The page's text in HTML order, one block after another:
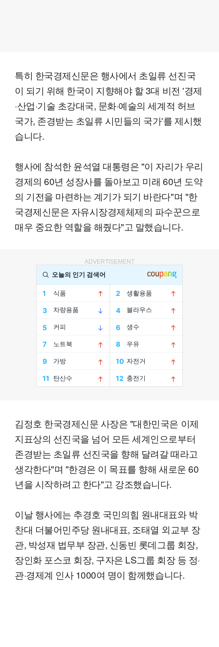
특히 한국경제신문은 행사에서 초일류 선진국
이 되기 위해 한국이 지향해야 할 3대 비전 '경제
·산업·기술 초강대국, 문화·예술의 세계적 허브
국가, 존경받는 초일류 시민들의 국가'를 제시했
습니다.
행사에 참석한 윤석열 대통령은 "이 자리가 우리
경제의 60년 성장사를 돌아보고 미래 60년 도약
의 기전을 마련하는 계기가 되기 바란다"며 "한
국경제신문은 자유시장경제체제의 파수꾼으로
매우 중요한 역할을 해줬다"고 말했습니다.
ADVERTISEMENT
김정호 한국경제신문 사장은 "대한민국은 이제
지표상의 선진국을 넘어 모든 세계인으로부터
존경받는 초일류 선진국을 향해 달려갈 때라고
생각한다"며 "한경은 이 목표를 향해 새로운 60
년을 시작하려고 한다"고 강조했습니다.
이날 행사에는 추경호 국민의힘 원내대표와 박
찬대 더불어민주당 원내대표, 조태열 외교부 장
관, 박성재 법무부 장관, 신동빈 롯데그룹 회장,
장인화 포스코 회장, 구자은 LS그룹 회장 등 정·
관·경제계 인사 1000여 명이 함께했습니다.